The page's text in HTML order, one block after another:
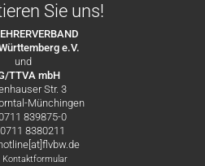
Sie uns!
e.V.
und
TTVA mbH
Str. 3
Münchingen
839875-0
8380211
Kontaktformular